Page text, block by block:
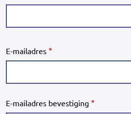
E-
mailadres
E-mailadres
E-mailadres bevestiging